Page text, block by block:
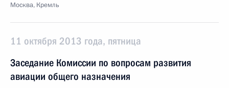
Москва, Кремль
11 октября 2013 года, пятница
Заседание Комиссии по вопросам развития
авиации общего назначения